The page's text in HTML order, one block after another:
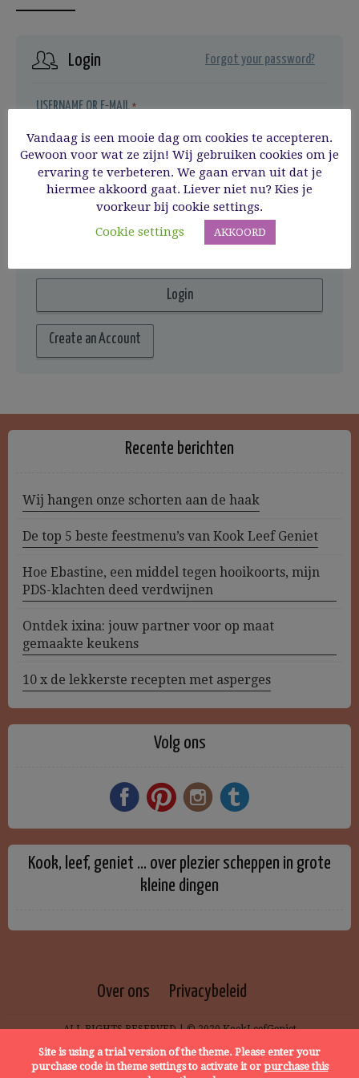
Login Forgot your password?
USERNAME OR E-MAIL *
PASSWORD *
REMEMBER ME
Create an Account
Recente berichten
Wij hangen onze schorten aan de haak
De top 5 beste feestmenu’s van Kook Leef Geniet
Hoe Ebastine, een middel tegen hooikoorts, mijn
PDS-klachten deed verdwijnen
Ontdek ixina: jouw partner voor op maat
gemaakte keukens
10 x de lekkerste recepten met asperges
Volg ons
Kook, leef, geniet … over plezier scheppen in grote
kleine dingen
Over ons Privacybeleid
ALL RIGHTS RESERVED | © 2020 KookLeefGeniet
Vandaag is een mooie dag om cookies te accepteren.
Gewoon voor wat ze zijn! Wij gebruiken cookies om je
ervaring te verbeteren. We gaan ervan uit dat je
hiermee akkoord gaat. Liever niet nu? Kies je
voorkeur bij cookie settings.
Cookie settings
AKKOORD
Site is using a trial version of the theme. Please enter your
purchase code in theme settings to activate it or purchase this